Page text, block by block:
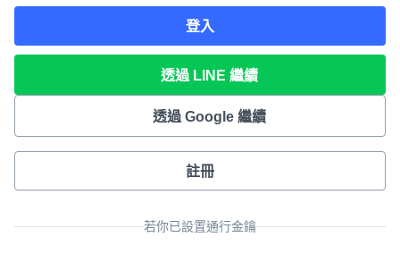
登入
透過 LINE 繼續
透過 Google 繼續
註冊
若你已設置通行金鑰